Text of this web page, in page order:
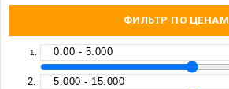
ФИЛЬТР ПО ЦЕНАМ
0.00 - 5.000
5.000 - 15.000